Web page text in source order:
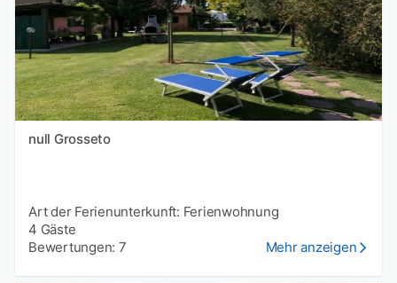
null Grosseto
Art der Ferienunterkunft: Ferienwohnung
4 Gäste
Bewertungen: 7
Mehr anzeigen